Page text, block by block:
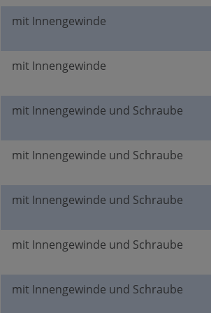
mit Innengewinde
mit Innengewinde
mit Innengewinde und Schraube
mit Innengewinde und Schraube
mit Innengewinde und Schraube
mit Innengewinde und Schraube
mit Innengewinde und Schraube